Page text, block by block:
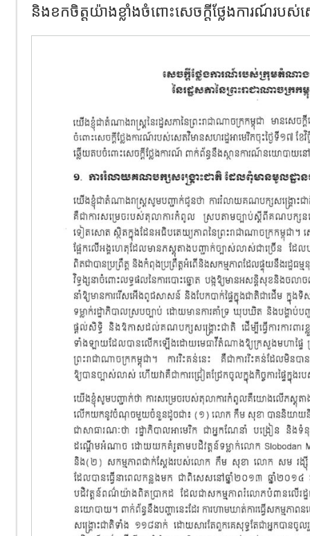
និងខកចិត្តយ៉ាងខ្លាំងចំពោះសេចក្តីថ្លែងការណ៍របស់